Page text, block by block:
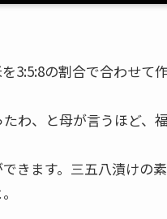
3:5:8の割合で合わせて
わ、と母が言うほど、
きます。三五八漬けの